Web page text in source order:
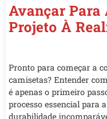
Avançar Para
Projeto À
Pronto para começar a
camisetas? Entender
é apenas o primeiro
processo essencial para
durabilidade